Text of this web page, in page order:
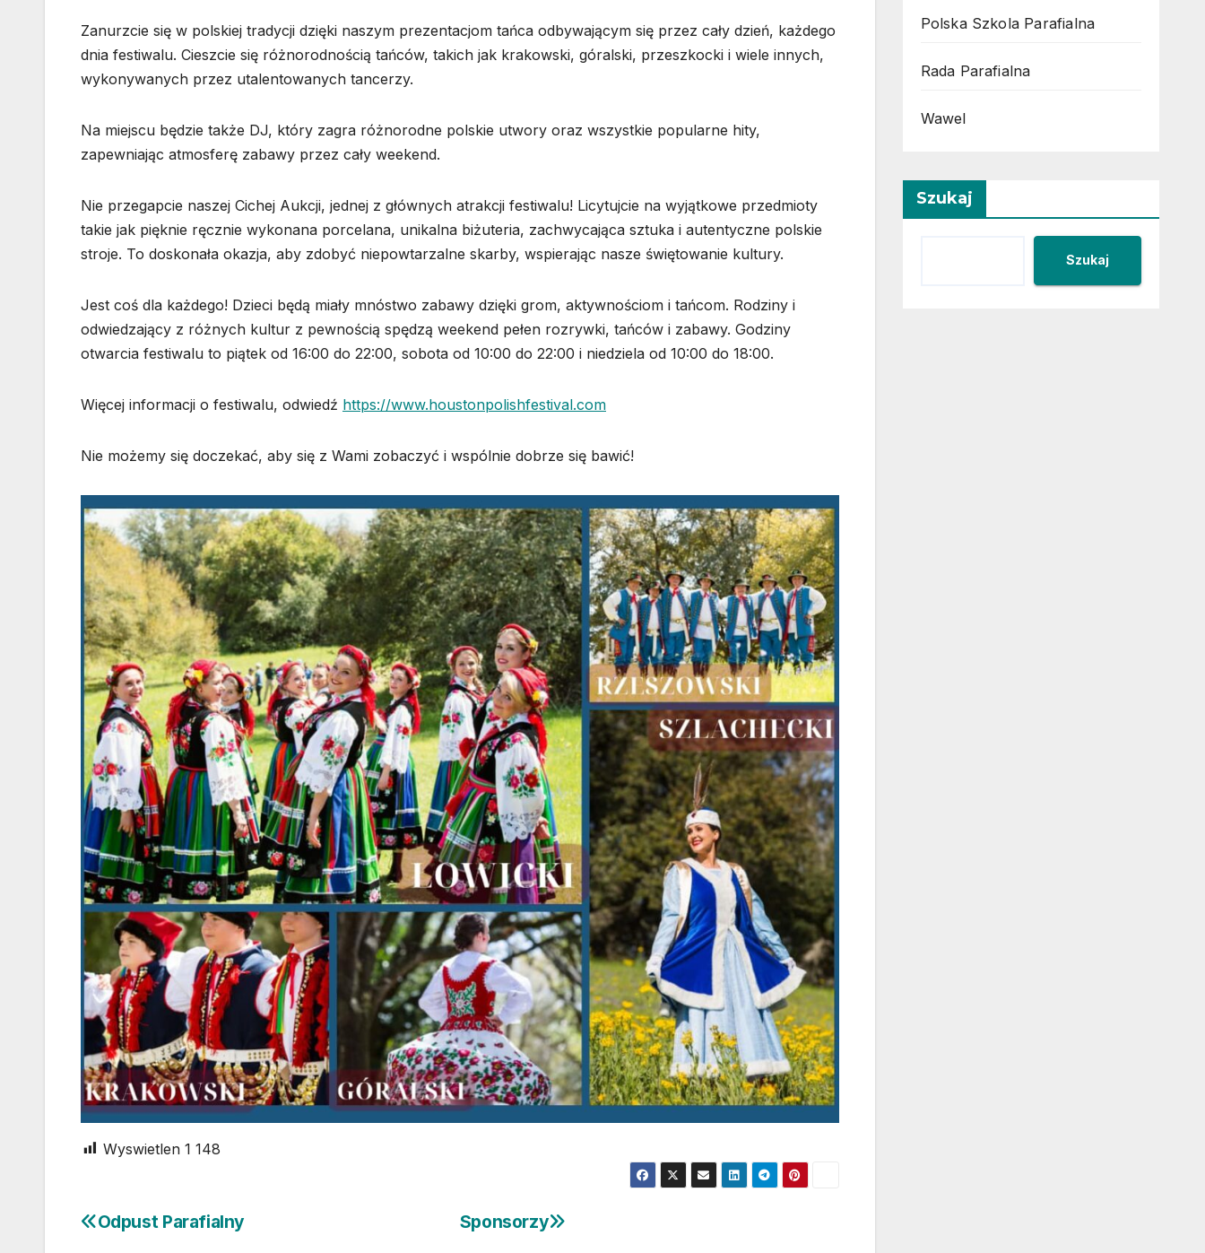
Zanurzcie się w polskiej tradycji dzięki naszym prezentacjom tańca odbywającym się przez cały dzień, każdego
dnia festiwalu. Cieszcie się różnorodnością tańców, takich jak krakowski, góralski, przeszkocki i wiele innych,
wykonywanych przez utalentowanych tancerzy.
Na miejscu będzie także DJ, który zagra różnorodne polskie utwory oraz wszystkie popularne hity,
zapewniając atmosferę zabawy przez cały weekend.
Nie przegapcie naszej Cichej Aukcji, jednej z głównych atrakcji festiwalu! Licytujcie na wyjątkowe przedmioty
takie jak pięknie ręcznie wykonana porcelana, unikalna biżuteria, zachwycająca sztuka i autentyczne polskie
stroje. To doskonała okazja, aby zdobyć niepowtarzalne skarby, wspierając nasze świętowanie kultury.
Jest coś dla każdego! Dzieci będą miały mnóstwo zabawy dzięki grom, aktywnościom i tańcom. Rodziny i
odwiedzający z różnych kultur z pewnością spędzą weekend pełen rozrywki, tańców i zabawy. Godziny
otwarcia festiwalu to piątek od 16:00 do 22:00, sobota od 10:00 do 22:00 i niedziela od 10:00 do 18:00.
Więcej informacji o festiwalu, odwiedź https://www.houstonpolishfestival.com
Nie możemy się doczekać, aby się z Wami zobaczyć i wspólnie dobrze się bawić!
Wyswietlen 1 148
Nawigacja
Sponsorzy
Odpust Parafialny
Polska Szkola Parafialna
Rada Parafialna
Wawel
Szukaj
Szukaj